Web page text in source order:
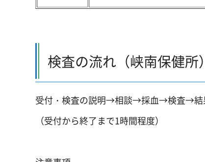
検査の流れ（峡南保健所）
受付・検査の説明→相談→採血→検査→結
（受付から終了まで1時間程度）